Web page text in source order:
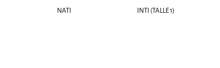
NATI INTI (TALLE 1)